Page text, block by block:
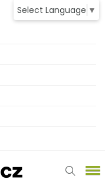
Select Language ▼